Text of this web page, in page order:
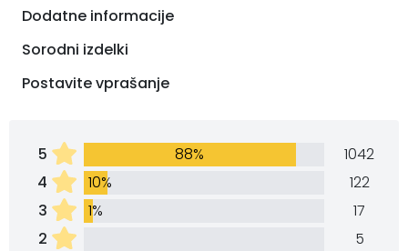
Dodatne informacije
Sorodni izdelki
Postavite vprašanje
5 88%
1042
4
10%
122
3
1%
17
2
5